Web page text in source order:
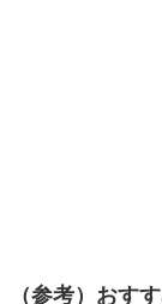
（参考）おす